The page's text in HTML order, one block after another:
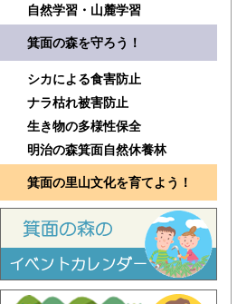
自然学習・山麓学習
箕面の森を守ろう！
シカによる食害防止
ナラ枯れ被害防止
生き物の多様性保全
明治の森箕面自然休養林
箕面の里山文化を育てよう！